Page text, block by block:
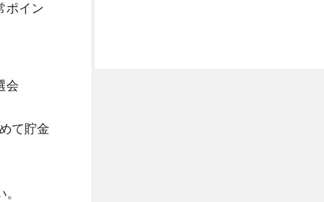
ポイン
会
て貯金